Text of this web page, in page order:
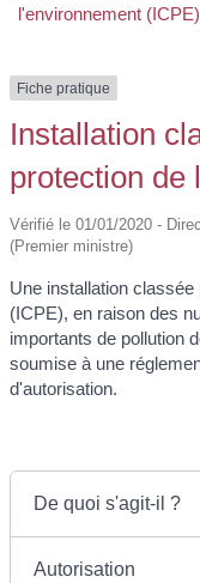
l'environnement (ICPE)
Fiche pratique
Installation
protection de
Vérifié le 01/01/2020 -
(Premier ministre)
Une installation
(ICPE), en raison des
importants de pollution
soumise à une
d'autorisation.
De quoi s'agit-il ?
Autorisation